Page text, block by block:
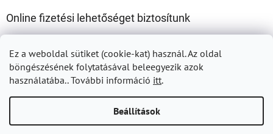
Ez a weboldal sütiket (cookie-kat) használ.Az oldal
böngészésének folytatásával beleegyezik azok
használatába.. További információ itt.
Beállítások
Online fizetési lehetőséget biztosítunk